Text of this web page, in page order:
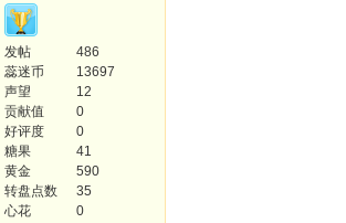
发帖
486
蕊迷币
13697
声望
12
贡献值
0
好评度
0
糖果
41
黄金
590
转盘点数
35
心花
0